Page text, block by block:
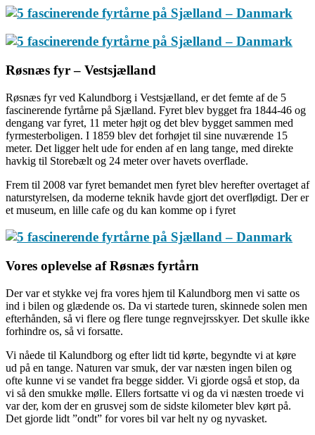
Røsnæs fyr – Vestsjælland
Røsnæs fyr ved Kalundborg i Vestsjælland, er det femte af de 5
fascinerende fyrtårne på Sjælland. Fyret blev bygget fra 1844-46 og
dengang var fyret, 11 meter højt og det blev bygget sammen med
fyrmesterboligen. I 1859 blev det forhøjet til sine nuværende 15
meter. Det ligger helt ude for enden af en lang tange, med direkte
havkig til Storebælt og 24 meter over havets overflade.
Frem til 2008 var fyret bemandet men fyret blev herefter overtaget af
naturstyrelsen, da moderne teknik havde gjort det overflødigt. Der er
et museum, en lille cafe og du kan komme op i fyret
Vores oplevelse af Røsnæs fyrtårn
Der var et stykke vej fra vores hjem til Kalundborg men vi satte os
ind i bilen og glædende os. Da vi startede turen, skinnede solen men
efterhånden, så vi flere og flere tunge regnvejrsskyer. Det skulle ikke
forhindre os, så vi forsatte.
Vi nåede til Kalundborg og efter lidt tid kørte, begyndte vi at køre
ud på en tange. Naturen var smuk, der var næsten ingen bilen og
ofte kunne vi se vandet fra begge sidder. Vi gjorde også et stop, da
vi så den smukke mølle. Ellers fortsatte vi og da vi næsten troede vi
var der, kom der en grusvej som de sidste kilometer blev kørt på.
Det gjorde lidt ”ondt” for vores bil var helt ny og nyvasket.